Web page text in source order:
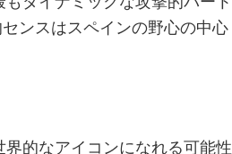
ンスはスペインの野心の中心
的なアイコンになれる可能性